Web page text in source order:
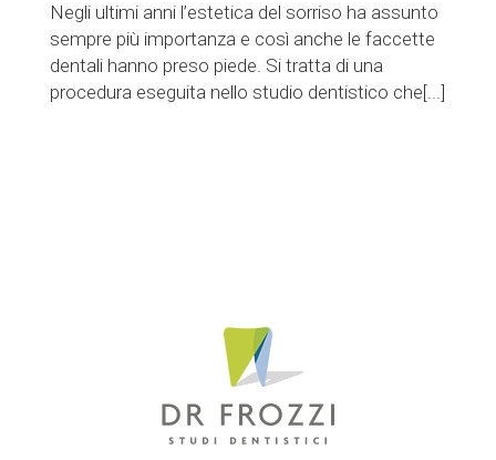
Negli ultimi anni l’estetica del sorriso ha assunto
sempre più importanza e così anche le faccette
dentali hanno preso piede. Si tratta di una
procedura eseguita nello studio dentistico che[...]